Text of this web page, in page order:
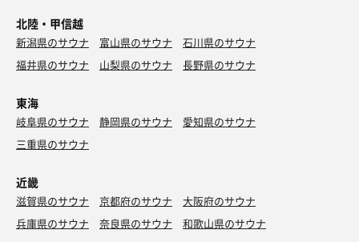
北陸・甲信越
新潟県のサウナ 富山県のサウナ
石川県のサウナ
福井県のサウナ
山梨県のサウナ 長野県のサウナ
東海
岐阜県のサウナ 静岡県のサウナ
愛知県のサウナ
三重県のサウナ
近畿
滋賀県のサウナ 京都府のサウナ
大阪府のサウナ
兵庫県のサウナ
奈良県のサウナ 和歌山県のサウナ